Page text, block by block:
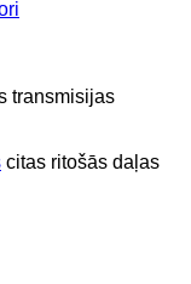
transmisijas
citas ritošās daļas